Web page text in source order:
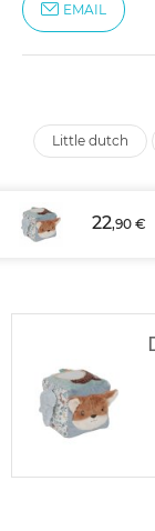
EMAIL
little dutch
22,90 €